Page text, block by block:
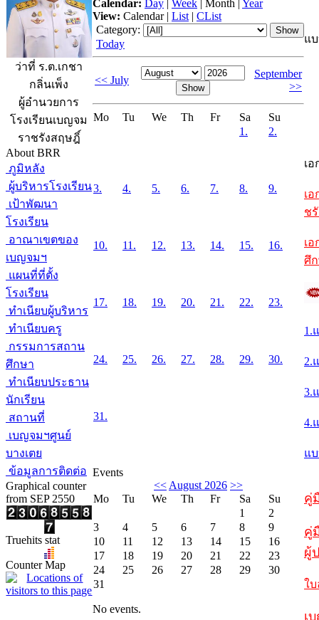
ว่าที่ ร.ต.เกชา
กลิ่นเพ็ง
ผู้อำนวยการ
โรงเรียนเบญจม
ราชรังสฤษฎิ์
About BRR
ภูมิหลัง
ผู้บริหารโรงเรียน
เป้าพัฒนา
โรงเรียน
อาณาเขตของ
เบญจมฯ
แผนที่ที่ตั้ง
โรงเรียน
ทำเนียบผู้บริหาร
ทำเนียบครู
กรรมการสถาน
ศึกษา
ทำเนียบประธาน
นักเรียน
สถานที่
เบญจมฯศูนย์
บางเตย
ข้อมูลการติดต่อ
Graphical counter
from SEP 2550
Truehits stat
Counter Map
Calendar: Day | Week | Month | Year
View: Calendar| List | CList
Category:
Today
<< July
September
>>
Mo Tu We Th Fr Sa
Su
1.
2.
3. 4. 5. 6. 7. 8. 9.
10. 11. 12. 13. 14. 15. 16.
17. 18. 19. 20. 21. 22. 23.
24. 25. 26. 27. 28. 29. 30.
31.
Events
<< August 2026 >>
Mo
Tu We Th Fr Sa
Su
1
2
3
4 5 6 7 8
9
10
11 12 13 14 15
16
17
18 19 20 21 22
23
24
25 26 27 28 29
30
31
No events.
แ
เ
เ
ช
เ
ศึ
1.
2.
3.
4.
แ
คู่
คู่
ผู้
ใ
เ